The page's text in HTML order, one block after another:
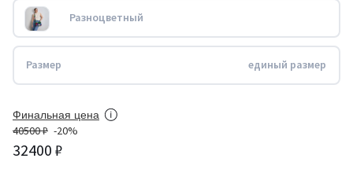
Разноцветный
Размер единый размер
Финальная цена
40500 ₽ -20%
32400 ₽